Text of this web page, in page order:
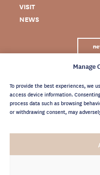
Manage
To provide the best experiences, we
access device information.
process data such as browsing
or withdrawing consent, may
VISIT
NEWS